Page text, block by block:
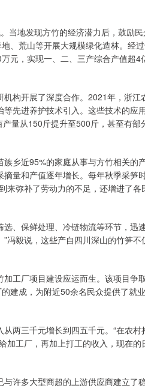
地发现方竹的经济潜力后，鼓励
、荒山等开展大规模绿化造林。经过
元，实现一、二、三产综合产值超4
构开展了深度合作。2021年，浙江
先进养护技术引入。这些技术的应
量从150斤提升至500斤，甚至有部
乡近95%的家庭从事与方竹相关的
量和产值逐年增长。每年秋季采笋
来弥补了劳动力的不足，还增进了各
、保鲜处理、冷链物流等环节，迅
冯毅说，这些产自四川深山的竹笋
工厂项目建设应运而生。该项目争
建成，为附近50余名民众提供了就
三千元增长到四五千元。“在农村
加工厂，再加上打工的收入，现在的
许多大型商超的上游供应商建立了